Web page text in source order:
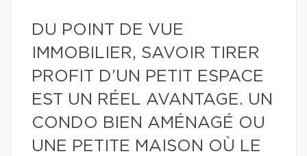
DU POINT DE VUE
IMMOBILIER, SAVOIR TIRER
PROFIT D’UN PETIT ESPACE
EST UN RÉEL AVANTAGE. UN
CONDO BIEN AMÉNAGÉ OU
UNE PETITE MAISON OÙ LE